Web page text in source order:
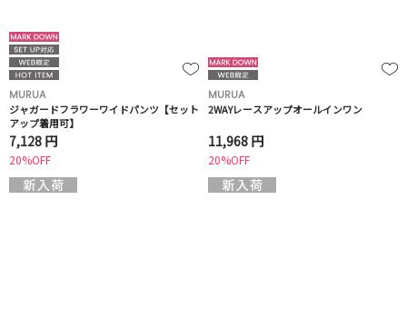
MURUA
ジャガードフラワーワイドパンツ【セット
アップ着用可】
7,128 円
20%OFF
MURUA
2WAYレースアップオールインワン
11,968 円
20%OFF